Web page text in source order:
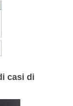
casi di